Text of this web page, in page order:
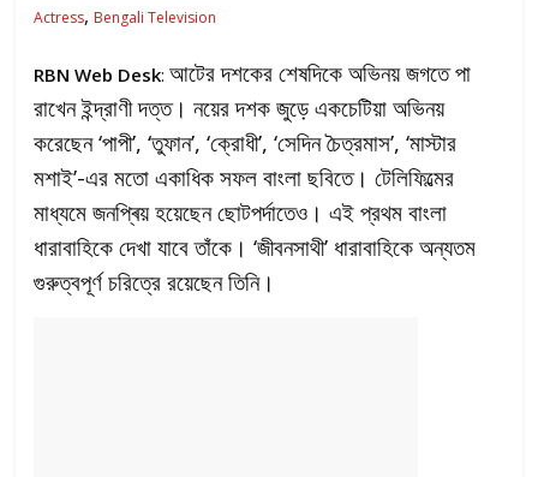
Actress, Bengali Television
RBN Web Desk:আটের দশকের শেষদিকে অভিনয় জগতে পা
রাখেন ইন্দ্রাণী দত্ত। নয়ের দশক জুড়ে একচেটিয়া অভিনয়
করেছেন ‘পাপী’, ‘তুফান’, ‘ক্রোধী’, ‘সেদিন চৈত্রমাস’, ‘মাস্টার
মশাই’-এর মতো একাধিক সফল বাংলা ছবিতে। টেলিফিল্মের
মাধ্যমে জনপ্ৰিয় হয়েছেন ছোটপর্দাতেও। এই প্রথম বাংলা
ধারাবাহিকে দেখা যাবে তাঁকে। ‘জীবনসাথী’ ধারাবাহিকে অন্যতম
গুরুত্বপূর্ণ চরিত্রে রয়েছেন তিনি।